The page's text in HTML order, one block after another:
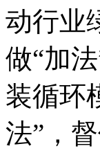
动行业
做“加
装循环
法”，